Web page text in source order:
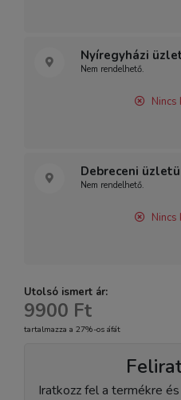
Nyíregyházi
Nem rendelhető.
Nincs
Debreceni
Nem rendelhető.
Nincs
Utolsó ismert ár:
9900 Ft
tartalmazza a 27%-os áfát
Iratkozz fel a termékre